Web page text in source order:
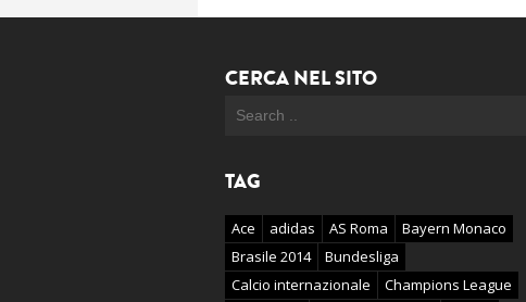
CERCA NEL SITO
TAG
Ace adidas AS Roma
Bayern Monaco
Brasile 2014
Bundesliga
Calcio internazionale
Champions League